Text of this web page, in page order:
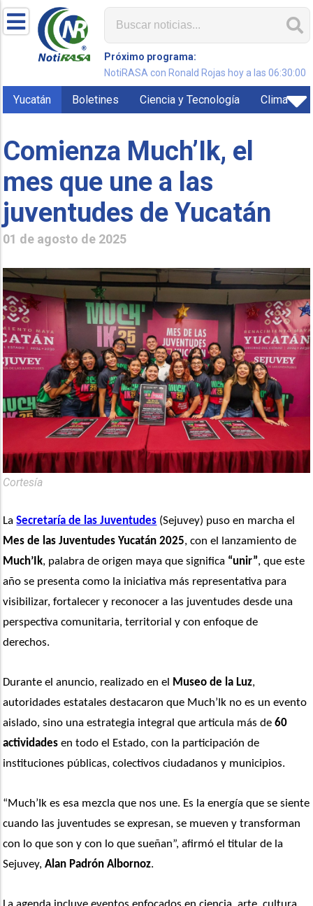
Próximo programa:
NotiRASA con Ronald Rojas hoy a las 06:30:00
Yucatán Boletines Ciencia y Tecnología Clima
Comienza Much’Ik, el
mes que une a las
juventudes de Yucatán
01 de agosto de 2025
Cortesía
La Secretaría de las Juventudes
Mes de las Juventudes Yucatán 2025
Much’Ik, palabra de origen maya que significa “unir”, que este
año se presenta como la iniciativa más representativa para
visibilizar, fortalecer y reconocer a las juventudes desde una
perspectiva comunitaria, territorial y con enfoque de
derechos.
Durante el anuncio, realizado en el Museo de la Luz,
autoridades estatales destacaron que Much’Ik no es un evento
aislado, sino una estrategia integral que articula más de 60
actividades en todo el Estado, con la participación de
instituciones públicas, colectivos ciudadanos y municipios.
“Much’Ik es esa mezcla que nos une. Es la energía que se siente
cuando las juventudes se expresan, se mueven y transforman
con lo que son y con lo que sueñan”, afirmó el titular de la
Sejuvey, Alan Padrón Albornoz.